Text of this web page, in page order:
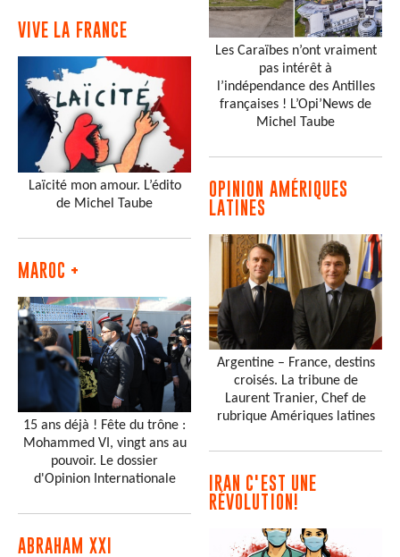
VIVE LA FRANCE
Laïcité mon amour. L’édito
de Michel Taube
MAROC +
15 ans déjà ! Fête du trône :
Mohammed VI, vingt ans au
pouvoir. Le dossier
d'Opinion Internationale
ABRAHAM XXI
Les Caraïbes n’ont vraiment
pas intérêt à
l’indépendance des Antilles
françaises ! L’Opi’News de
Michel Taube
OPINION AMÉRIQUES
LATINES
Argentine – France, destins
croisés. La tribune de
Laurent Tranier, Chef de
rubrique Amériques latines
IRAN C'EST UNE
RÉVOLUTION!